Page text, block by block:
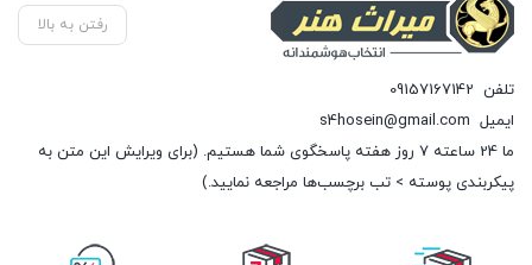
رفتن به بالا
تلفن 09157167142
ایمیل s4hosein@gmail.com
ما 24 ساعته 7 روز هفته پاسخگوی شما هستیم. (برای ویرایش این متن به
پیکربندی پوسته > تب برچسب‌ها مراجعه نمایید.)